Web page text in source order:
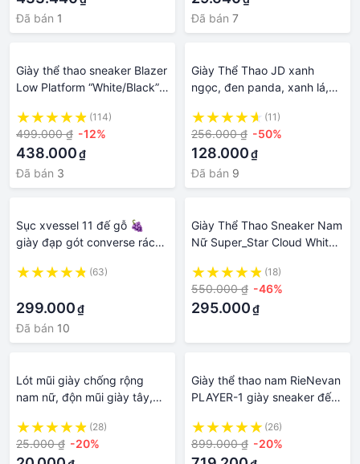
Đã bán 1
Đã bán 7
Giày thể thao sneaker Blazer
Low Platform “White/Black”
(114)
499.000 ₫ -12%
438.000₫
Đã bán 3
Giày Thể Thao JD xanh
ngọc, đen panda, xanh lá,
Giày sneaker Cổ Thấp Full
Size
(11)
256.000 ₫ -50%
128.000₫
Đã bán 9
Sục xvessel 11 đế gỗ 🍇
giày đạp gót converse rách
box
(63)
299.000₫
Đã bán 10
Giày Thể Thao Sneaker Nam
Nữ Super_Star Cloud White
tuổi
(18)
550.000 ₫ -46%
295.000₫
Lót mũi giày chống rộng
nam nữ, độn mũi giày tây,
sneaker Belimart PK50
(28)
25.000 ₫ -20%
Giày thể thao nam RieNevan
PLAYER-1 giày sneaker đế
Trắng - Xám
(26)
899.000 ₫ -20%